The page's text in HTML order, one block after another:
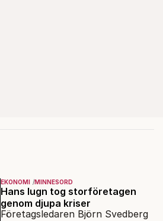
EKONOMI MINNESORD
Hans lugn tog storföretagen
genom djupa kriser
Företagsledaren Björn Svedberg